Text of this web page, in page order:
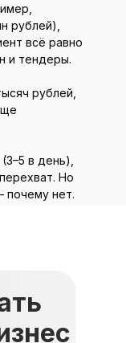
рублей),
всё равно
и тендеры.
рублей,
в день),
Но
почему нет.